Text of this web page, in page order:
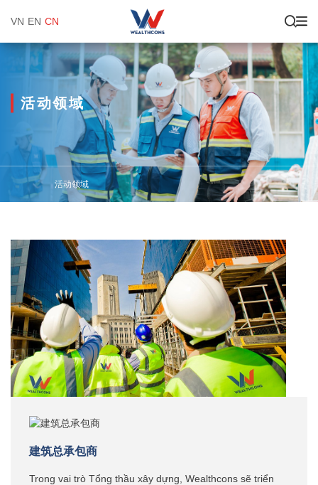
VN EN CN
活动领域
活动领域
建筑总承包商
Trong vai trò Tổng thầu xây dựng, Wealthcons sẽ triển